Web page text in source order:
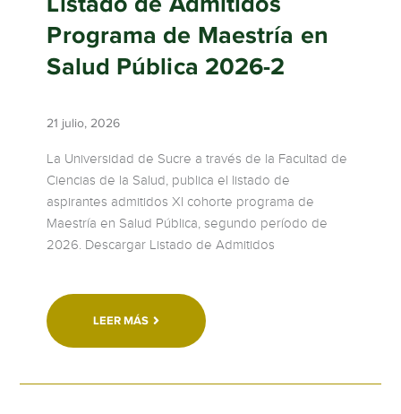
Programa de Maestría en
Salud Pública 2026-2
21 julio, 2026
La Universidad de Sucre a través de la Facultad de
Ciencias de la Salud, publica el listado de
aspirantes admitidos XI cohorte programa de
Maestría en Salud Pública, segundo período de
2026. Descargar Listado de Admitidos
LEER MÁS